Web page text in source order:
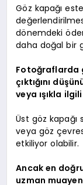
Göz kapağı
dönemdeki
daha doğal bir
Fotoğraflarda
çıktığını
veya ışıkla
Üst göz kapağı
veya göz
etkiliyor olabilir.
Ancak en
uzman